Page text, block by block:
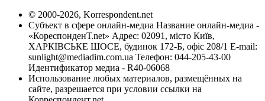
© 2000-2026, Korrespondent.net
Субъект в сфере онлайн-медиа Название онлайн-медиа -
«КореспонденТ.net» Адрес: 02091, місто Київ,
ХАРКІВСЬКЕ ШОСЕ, будинок 172-Б, офіс 208/1 E-mail:
sunlight@mediadim.com.ua Телефон: 044-205-43-00
Идентификатор медиа - R40-06068
Использование любых материалов, размещённых на
сайте, разрешается при условии ссылки на